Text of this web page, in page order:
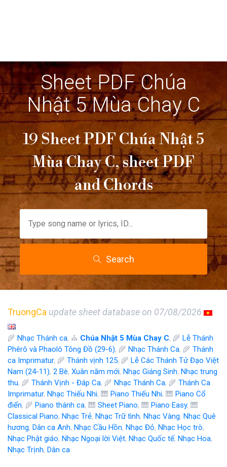
Sheet PDF Chúa
Nhật 5 Mùa Chay C
19 Sheet PDF Chúa Nhật 5
Mùa Chay C, sheet PDF
and Chords
Search
TruongCa update sheet database on 07/08/2026
🌾 Nhạc Thánh ca, ⛪ Chúa Nhật 5 Mùa Chay C, 🌾 Lễ Thánh
Phêrô và Phaolô Tông Đồ (29-6), 🌾 Nhạc Thánh Ca, 🌾 Thánh
ca Imprimatur, 🌾 Thánh vịnh 125, 🌾 Lễ Các Thánh Tử Đạo Việt
Nam (24-11), 2 Bè, Xuân năm mới, Nhạc Giáng Sinh, Nhạc trung
thu, 🌾 Thánh Vịnh - Đáp Ca, 🌾 Nhạc Thánh Ca, 🌾 Thánh Ca
Imprimatur, Nhạc Thiếu Nhi, 🎹 Piano Thiếu Nhi, 🎹 Piano Cổ
điển, 🌾 Piano thánh ca, 🎹 Sheet Piano, 🎹 Piano Easy, 🎹
Classical Piano, Nhạc Trẻ, Nhạc Trữ tình, Nhạc Vàng, Nhạc Quê
hương, Dân ca Anh, Nhạc Cầu Hồn, Nhạc Đỏ, Nhạc Học trò,
Nhạc Phật giáo, Nhạc Ngoại lời Việt, Nhạc Quốc tế, Nhạc Hoa,
Nhạc Trịnh, Dân ca